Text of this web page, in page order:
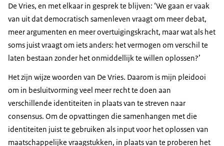
De Vries, en met elkaar in gesprek te blijven: ‘We gaan er vaak
van uit dat democratisch samenleven vraagt om meer debat,
meer argumenten en meer overtuigingskracht, maar wat als het
soms juist vraagt om iets anders: het vermogen om verschil te
laten bestaan zonder het onmiddellijk te willen oplossen?’
Het zijn wijze woorden van De Vries. Daarom is mijn pleidooi
om in besluitvorming veel meer recht te doen aan
verschillende identiteiten in plaats van te streven naar
consensus. Om de opvattingen die samenhangen met die
identiteiten juist te gebruiken als input voor het oplossen van
maatschappelijke vraagstukken, in plaats van te proberen het